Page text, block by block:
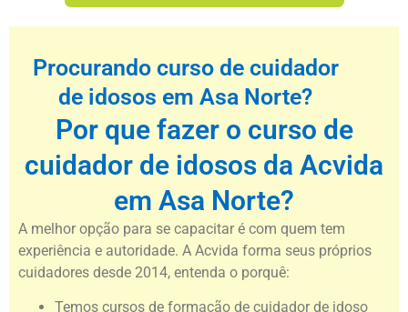
Procurando curso de cuidador
de idosos em Asa Norte?
Por que fazer o curso de
cuidador de idosos da Acvida
em Asa Norte?
A melhor opção para se capacitar é com quem tem
experiência e autoridade. A Acvida forma seus próprios
cuidadores desde 2014, entenda o porquê:
Temos cursos de formação de cuidador de idoso